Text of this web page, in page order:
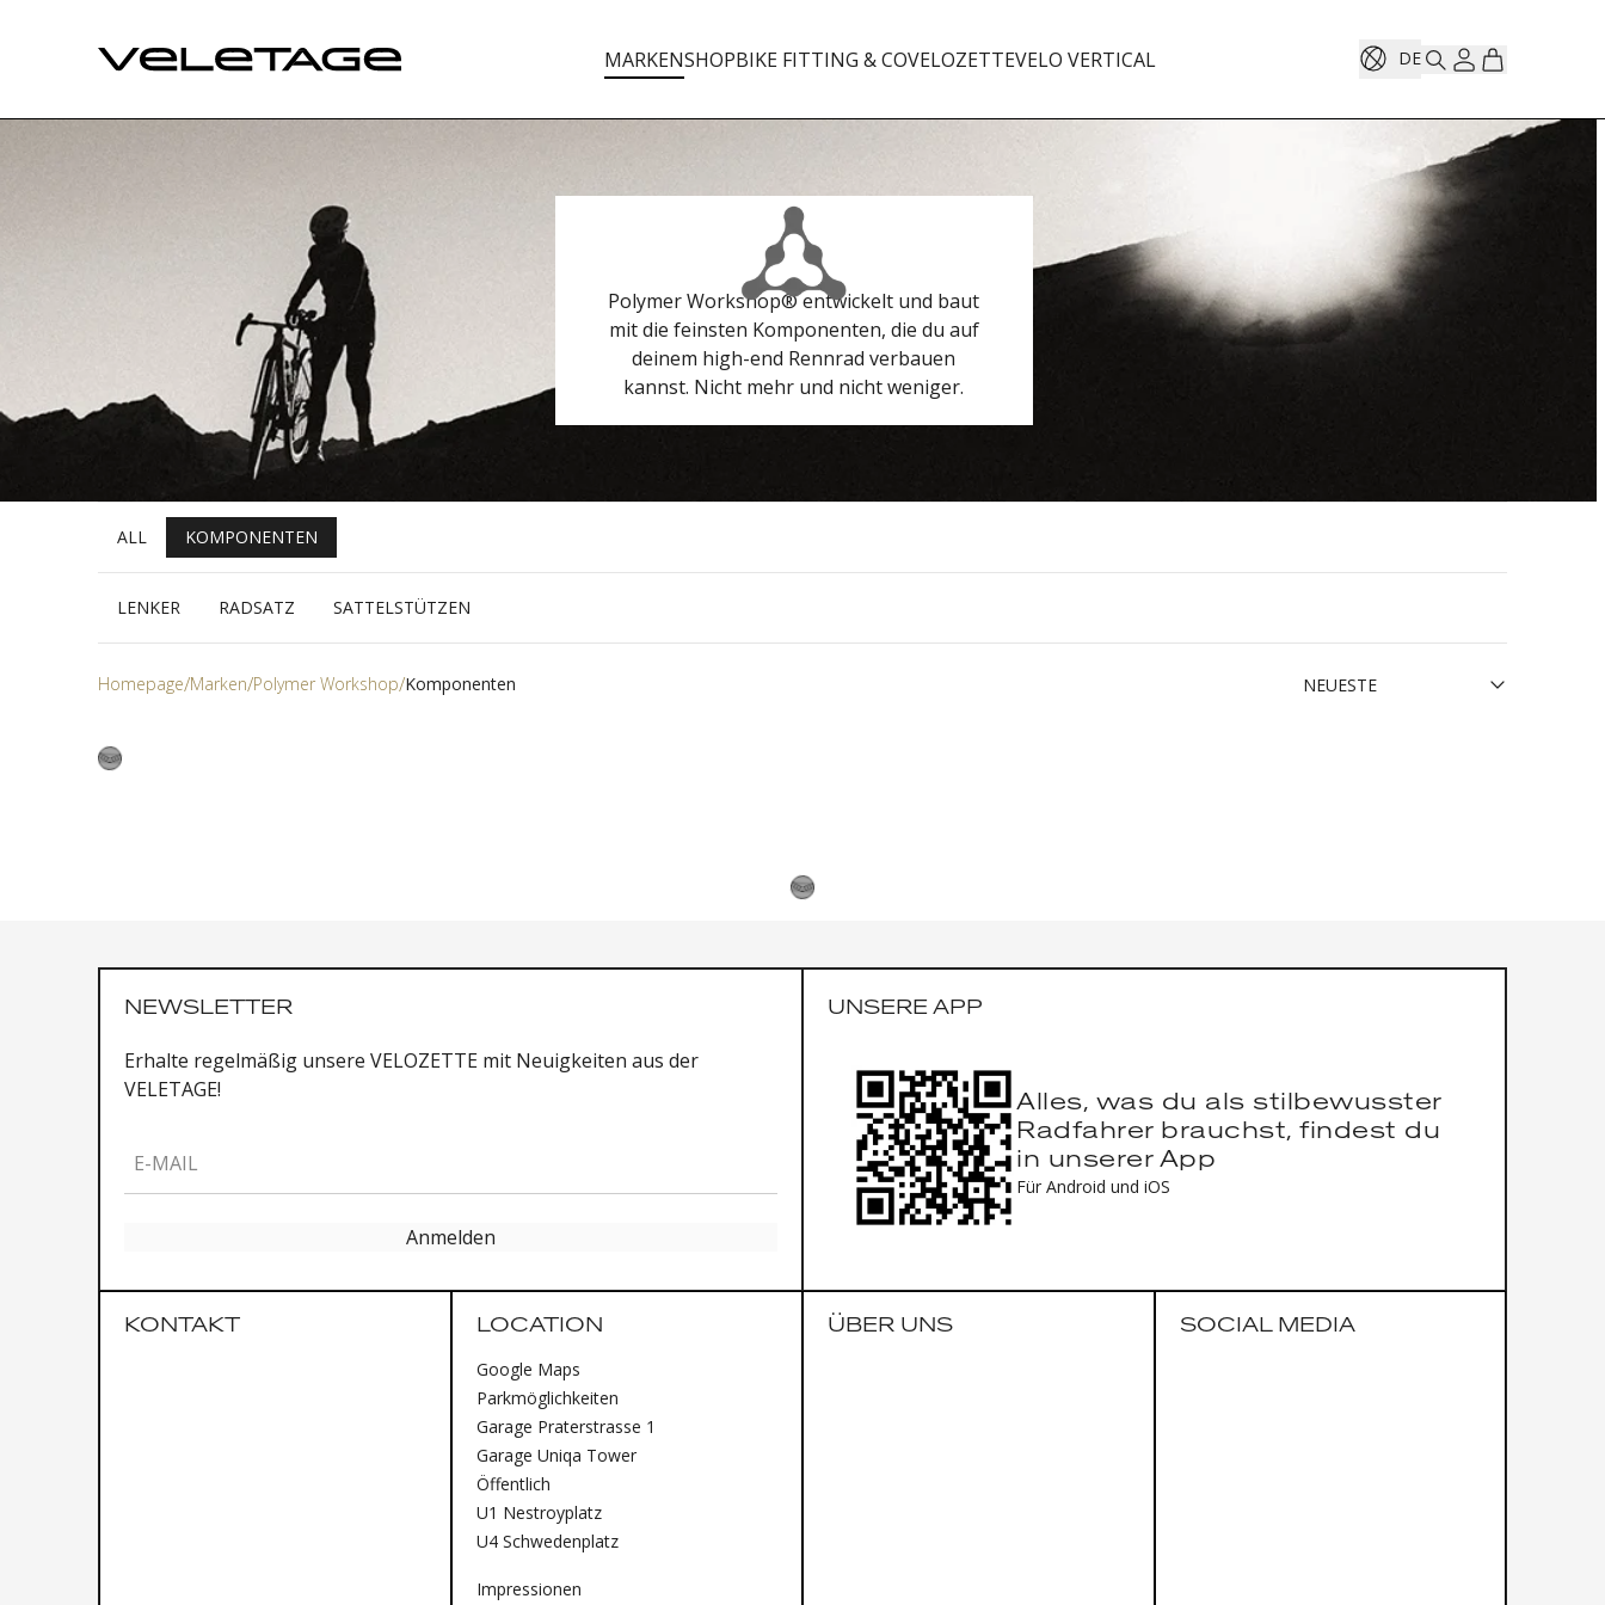
MARKENSHOPBIKE FITTING & COVELOZETTEVELO VERTICAL DE
Polymer Workshop® entwickelt und baut
mit die feinsten Komponenten, die du auf
deinem high-end Rennrad verbauen
kannst. Nicht mehr und nicht weniger.
ALL KOMPONENTEN
LENKER RADSATZ SATTELSTÜTZEN
Homepage Marken Polymer Workshop Komponenten
NEWSLETTER
Erhalte regelmäßig unsere VELOZETTE mit Neuigkeiten aus der
VELETAGE!
E-MAIL
Anmelden
UNSERE APP
Alles, was du als stilbewusster
Radfahrer brauchst, findest du
in unserer App
Für Android und iOS
KONTAKT LOCATION
Google Maps
Parkmöglichkeiten
Garage Praterstrasse 1
Garage Uniqa Tower
Öffentlich
U1 Nestroyplatz
U4 Schwedenplatz
Impressionen
ÜBER UNS SOCIAL MEDIA